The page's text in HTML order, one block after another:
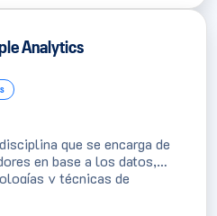
Analytics
que se encarga de
en base a los datos,
y técnicas de
Un enfoque data-driven